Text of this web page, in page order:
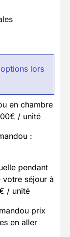
lors
en chambre
/ unité
:
pendant
votre séjour à
/ unité
prix
en aller